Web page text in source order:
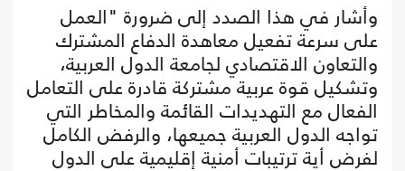
وأشار في هذا الصدد إلى ضرورة "العمل
على سرعة تفعيل معاهدة الدفاع المشترك
والتعاون الاقتصادي لجامعة الدول العربية،
وتشكيل قوة عربية مشتركة قادرة على التعامل
الفعال مع التهديدات القائمة والمخاطر التي
تواجه الدول العربية جميعها، والرفض الكامل
لفرض أية ترتيبات أمنية إقليمية على الدول